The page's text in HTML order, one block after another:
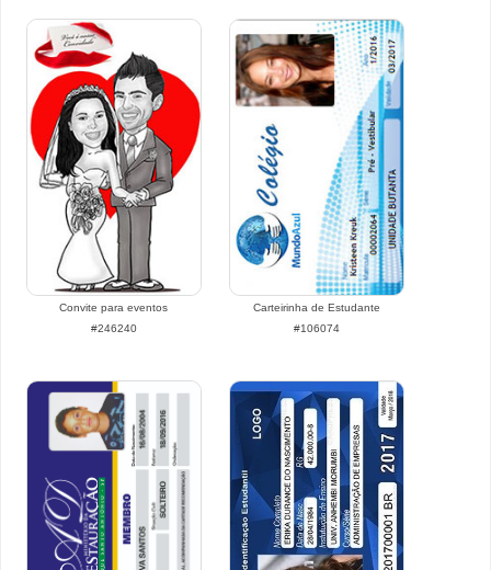
Convite para eventos
#246240
Carteirinha de Estudante
#106074